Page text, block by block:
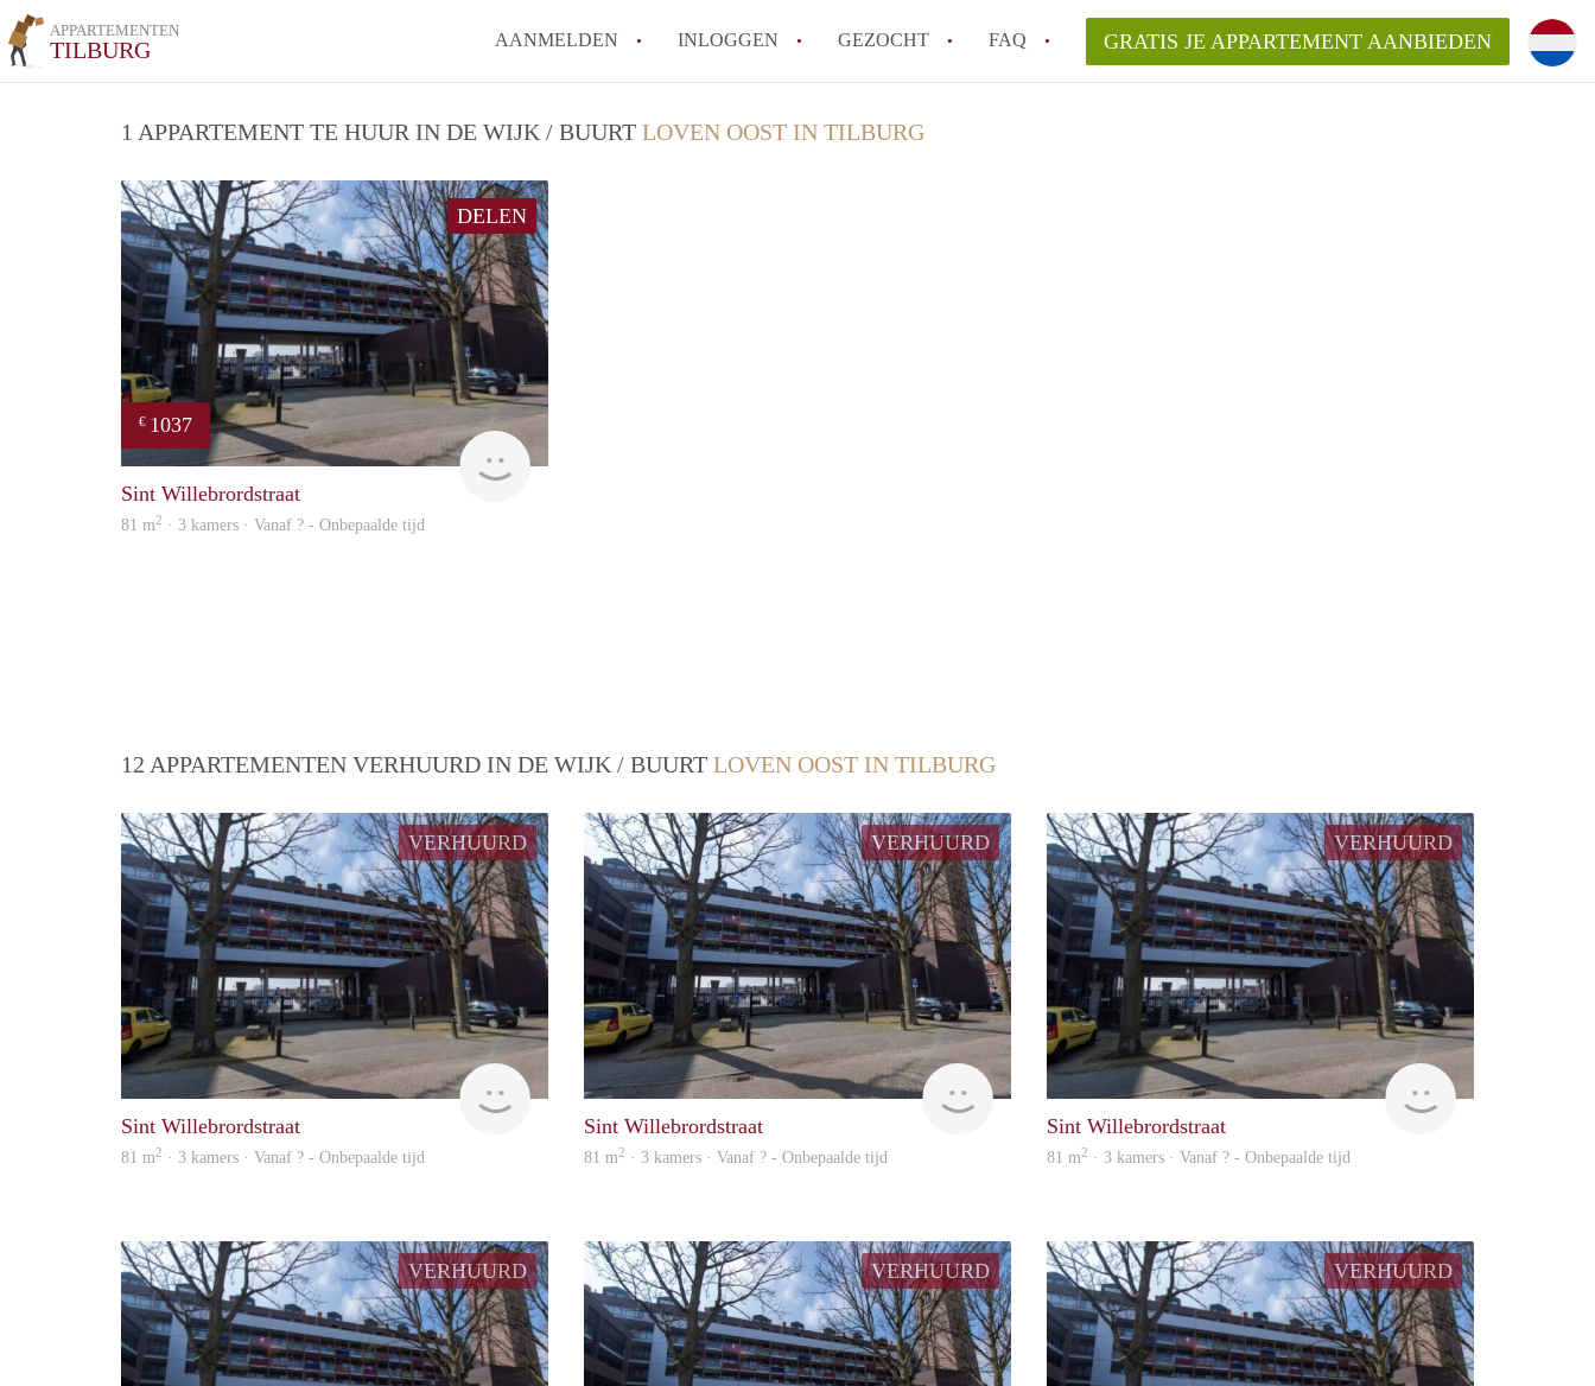
APPARTEMENTEN
TILBURG AANMELDEN INLOGGEN GEZOCHT FAQ GRATIS JE APPARTEMENT AANBIEDEN
1 APPARTEMENT TE HUUR IN DE WIJK / BUURT LOVEN OOST IN TILBURG
DELEN
€ 1037
Sint Willebrordstraat
81 m2 · 3 kamers · Vanaf ? - Onbepaalde tijd
12 APPARTEMENTEN VERHUURD IN DE WIJK / BUURT LOVEN OOST IN TILBURG
VERHUURD
Sint Willebrordstraat
81 m2 · 3 kamers · Vanaf ? - Onbepaalde tijd
VERHUURD
rent
Sint Willebrordstraat
81 m2 · 3 kamers · Vanaf ? - Onbepaalde tijd
VERHUURD
Sint Willebrordstraat
81 m2 · 3 kamers · Vanaf ? - Onbepaalde tijd
VERHUURD VERHUURD VERHUURD